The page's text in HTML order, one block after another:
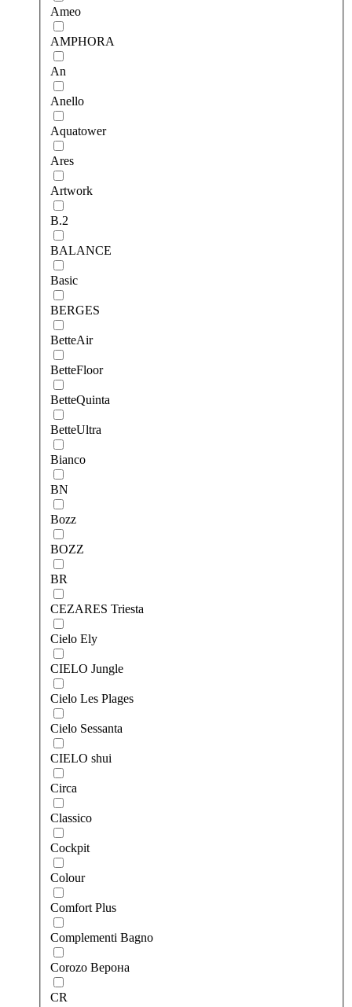
Ameo
AMPHORA
An
Anello
Aquatower
Ares
Artwork
B.2
BALANCE
Basic
BERGES
BetteAir
BetteFloor
BetteQuinta
BetteUltra
Bianco
BN
Bozz
BOZZ
BR
CEZARES Triesta
Cielo Ely
CIELO Jungle
Cielo Les Plages
Cielo Sessanta
CIELO shui
Circa
Classico
Cockpit
Colour
Comfort Plus
Complementi Bagno
Corozo Верона
CR